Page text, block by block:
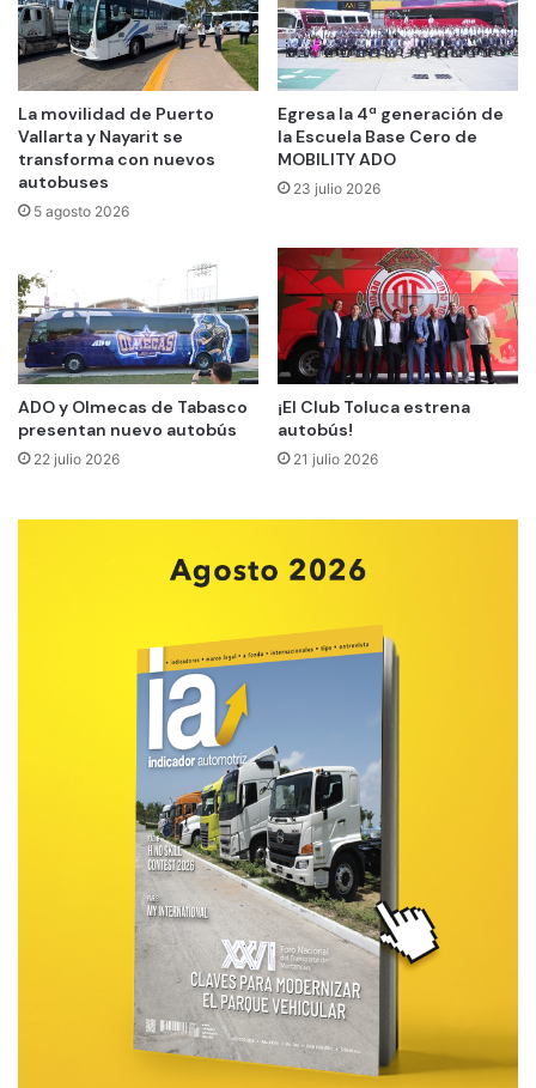
La movilidad de Puerto
Vallarta y Nayarit se
transforma con nuevos
autobuses
5 agosto 2026
Egresa la 4ª generación de
la Escuela Base Cero de
MOBILITY ADO
23 julio 2026
ADO y Olmecas de Tabasco
presentan nuevo autobús
22 julio 2026
¡El Club Toluca estrena
autobús!
21 julio 2026